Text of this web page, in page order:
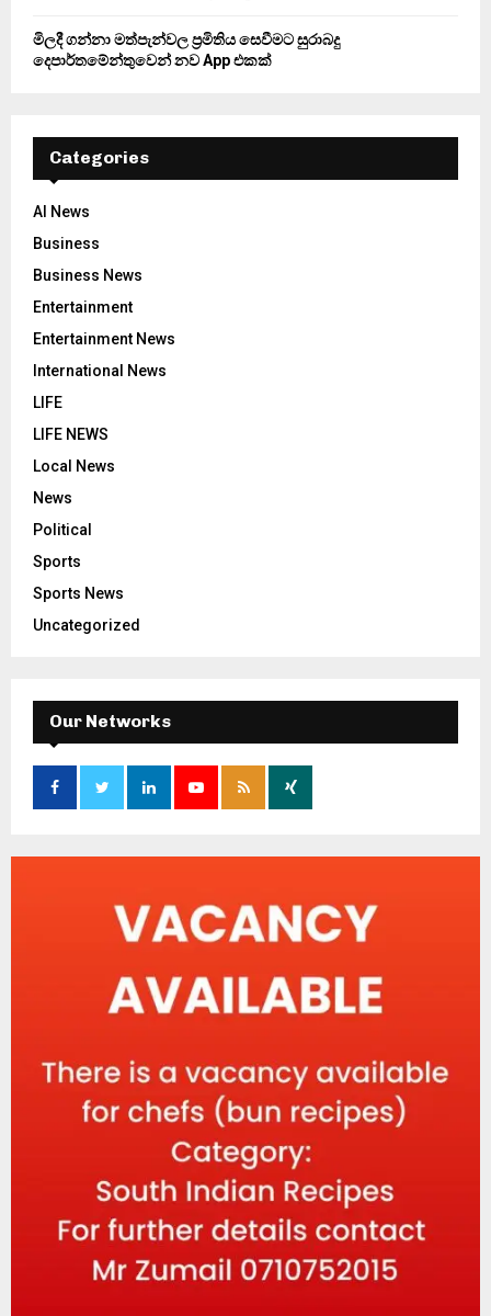
මිලදී ගන්නා මත්පැන්වල ප්‍රමිතිය සෙවීමට සුරාබදු
දෙපාර්තමේන්තුවෙන් නව App එකක්
Categories
AI News
Business
Business News
Entertainment
Entertainment News
International News
LIFE
LIFE NEWS
Local News
News
Political
Sports
Sports News
Uncategorized
Our Networks